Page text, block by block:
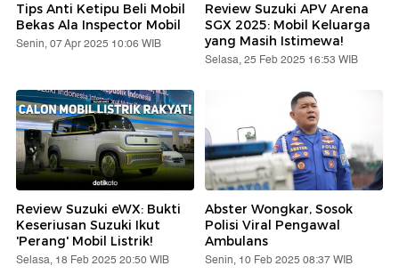
Tips Anti Ketipu Beli Mobil
Bekas Ala Inspector Mobil
Senin, 07 Apr 2025 10:06 WIB
Review Suzuki APV Arena
SGX 2025: Mobil Keluarga
yang Masih Istimewa!
Selasa, 25 Feb 2025 16:53 WIB
Review Suzuki eWX: Bukti
Keseriusan Suzuki Ikut
'Perang' Mobil Listrik!
Selasa, 18 Feb 2025 20:50 WIB
Abster Wongkar, Sosok
Polisi Viral Pengawal
Ambulans
Senin, 10 Feb 2025 08:37 WIB